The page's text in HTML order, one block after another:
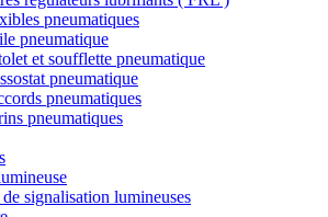
pneumatiques
pneumatique
et soufflette pneumatique
pneumatique
pneumatiques
pneumatiques
signalisation lumineuses